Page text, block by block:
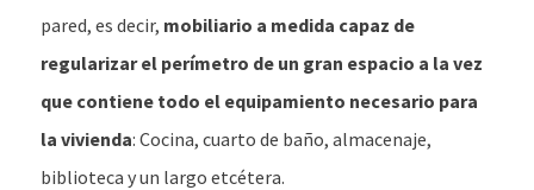
pared, es decir, mobiliario a medida capaz de
regularizar el perímetro de un gran espacio a la vez
que contiene todo el equipamiento necesario para
la vivienda: Cocina, cuarto de baño, almacenaje,
biblioteca y un largo etcétera.